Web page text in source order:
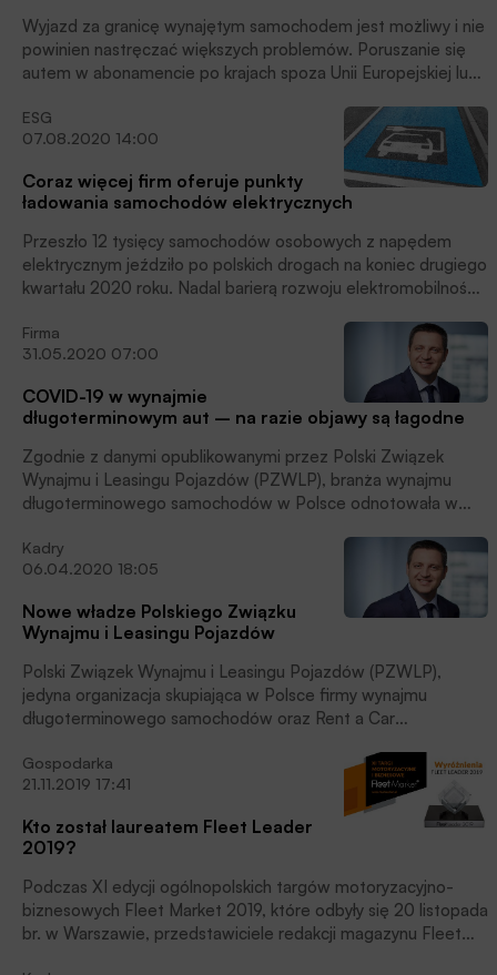
Wyjazd za granicę wynajętym samochodem jest możliwy i nie
powinien nastręczać większych problemów. Poruszanie się
autem w abonamencie po krajach spoza Unii Europejskiej lub
formalności ‒ wynika z informacji zebranych przez Carsmile.
ESG
07.08.2020 14:00
Coraz więcej firm oferuje punkty
ładowania samochodów elektrycznych
Przeszło 12 tysięcy samochodów osobowych z napędem
elektrycznym jeździło po polskich drogach na koniec drugiego
kwartału 2020 roku. Nadal barierą rozwoju elektromobilności
Firma
31.05.2020 07:00
COVID-19 w wynajmie
długoterminowym aut – na razie objawy są łagodne
Zgodnie z danymi opublikowanymi przez Polski Związek
Wynajmu i Leasingu Pojazdów (PZWLP), branża wynajmu
długoterminowego samochodów w Polsce odnotowała w
Biorąc pod uwagę pandemię COVID-19 i wynikające z niej
negatywne skutki gospodarcze, rezultat ten jest stosunkowo
dobry i wyróżnia wynajem długoterminowy na tle nie tylko
rynku motoryzacyjnego w kraju, ale również na tle całej
gospodarki.
Kadry
06.04.2020 18:05
Nowe władze Polskiego Związku
Wynajmu i Leasingu Pojazdów
Polski Związek Wynajmu i Leasingu Pojazdów (PZWLP),
jedyna organizacja skupiająca w Polsce firmy wynajmu
długoterminowego samochodów oraz Rent a Car
Prezesa Zarządu organizacji objął Robert Antczak, na co
dzień szef największej w kraju firmy wynajmu
Gospodarka
21.11.2019 17:41
Kto został laureatem Fleet Leader
2019?
Podczas XI edycji ogólnopolskich targów motoryzacyjno-
biznesowych Fleet Market 2019, które odbyły się 20 listopada
br. w Warszawie, przedstawiciele redakcji magazynu Fleet